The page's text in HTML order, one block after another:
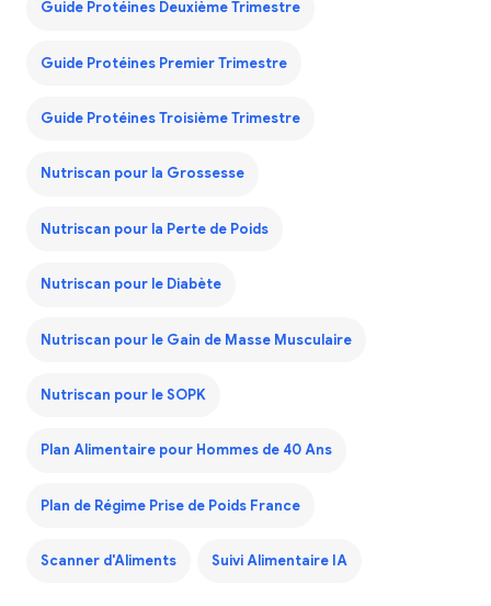
Guide Protéines Deuxième Trimestre
Guide Protéines Premier Trimestre
Guide Protéines Troisième Trimestre
Nutriscan pour la Grossesse
Nutriscan pour la Perte de Poids
Nutriscan pour le Diabète
Nutriscan pour le Gain de Masse Musculaire
Nutriscan pour le SOPK
Plan Alimentaire pour Hommes de 40 Ans
Plan de Régime Prise de Poids France
Scanner d'Aliments Suivi Alimentaire IA